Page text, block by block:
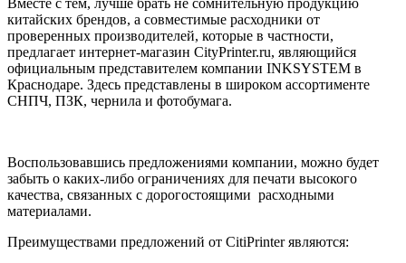
китайских брендов, а совместимые расходники от
проверенных производителей, которые в частности,
предлагает интернет-магазин CityPrinter.ru, являющийся
официальным представителем компании INKSYSTEM в
Краснодаре. Здесь представлены в широком ассортименте
СНПЧ, ПЗК, чернила и фотобумага.
Воспользовавшись предложениями компании, можно будет
забыть о каких-либо ограничениях для печати высокого
качества, связанных с дорогостоящими расходными
материалами.
Преимуществами предложений от СitiPrinter являются: